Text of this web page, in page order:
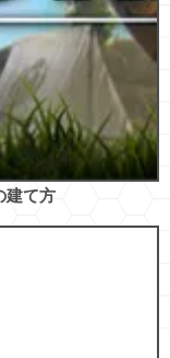
建て方